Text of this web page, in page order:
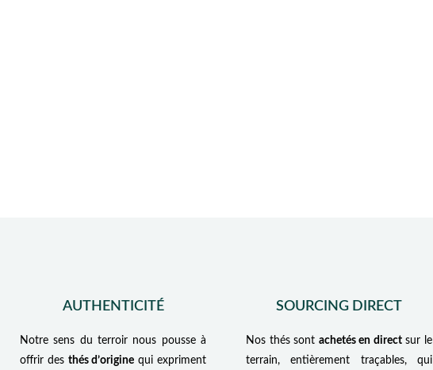
AUTHENTICITÉ
Notre sens du terroir nous pousse à
offrir des thés d’origine qui expriment
SOURCING DIRECT
Nos thés sont achetés en directsur le
terrain, entièrement traçables, qui